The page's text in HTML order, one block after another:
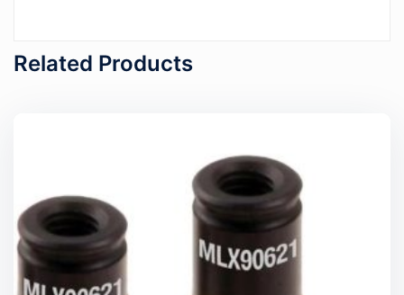
Related Products